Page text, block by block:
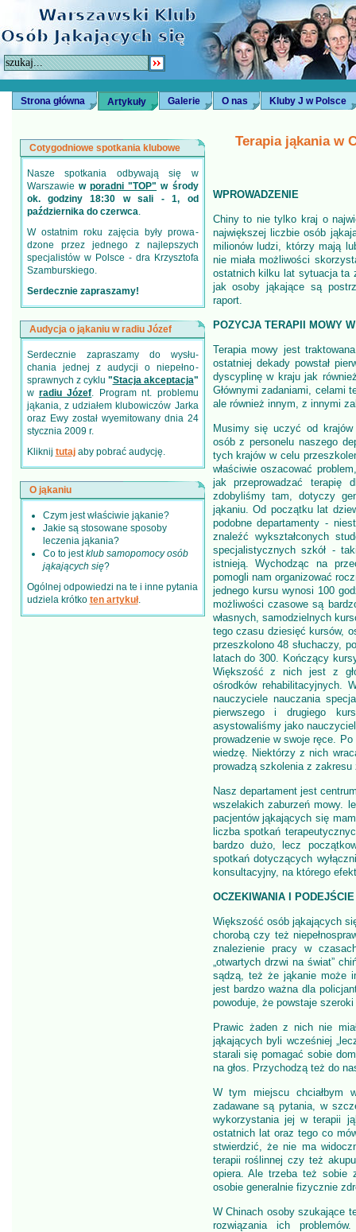
Strona główna Artykuły Galerie O nas Kluby J w Polsce
Cotygodniowe spotkania klubowe
Nasze spotkania odbywają się w
Warszawie w poradni "TOP" w środy
ok. godziny 18:30 w sali - 1, od
października do czerwca.
W ostatnim roku zajęcia były prowa­
dzone przez jednego z najlepszych
specjalistów w Polsce - dra Krzysztofa
Szamburskiego.
Serdecznie zapraszamy!
Audycja o jąkaniu w radiu Józef
Serdecznie zapraszamy do wysłu­
chania jednej z audycji o niepełno­
sprawnych z cyklu "Stacja akceptacja"
w radiu Józef. Program nt. problemu
jąkania, z udziałem klubowiczów Jarka
oraz Ewy został wyemitowany dnia 24
stycznia 2009 r.
Kliknij tutajaby pobrać audycję.
O jąkaniu
Czym jest właściwie jąkanie?
Jakie są stosowane sposoby
leczenia jąkania?
Co to jestklub samopomocy osób
jąkających się?
Ogólnej odpowiedzi na te i inne pytania
udziela krótko ten artykuł.
Terapia jąkania w
WPROWADZENIE
Chiny to nie tylko kraj o
największej liczbie osób
milionów ludzi, którzy mają
nie miała możliwości
ostatnich kilku lat sytuacja ta
jak osoby jąkające są
raport.
POZYCJA TERAPII MOWY
Terapia mowy jest
ostatniej dekady powstał
dyscyplinę w kraju jak
Głównymi zadaniami, celami
ale również innym, z innymi
Musimy się uczyć od
osób z personelu naszego
tych krajów w celu
właściwie oszacować
jak przeprowadzać terapię
zdobyliśmy tam, dotyczy
jąkaniu. Od początku lat
podobne departamenty -
znaleźć wykształconych
specjalistycznych szkół -
istnieją. Wychodząc na
pomogli nam organizować
jednego kursu wynosi 100
możliwości czasowe są
własnych, samodzielnych
tego czasu dziesięć kursów,
przeszkolono 48 słuchaczy,
latach do 300. Kończący
Większość z nich jest z
ośrodków rehabilitacyjnych.
nauczyciele nauczania
pierwszego i drugiego
asystowaliśmy jako
prowadzenie w swoje ręce.
wiedzę. Niektórzy z nich
prowadzą szkolenia z zakresu
Nasz departament jest
wszelakich zaburzeń mowy.
pacjentów jąkających się
liczba spotkań
bardzo dużo, lecz
spotkań dotyczących
konsultacyjny, na którego
OCZEKIWANIA I
Większość osób jąkających
chorobą czy też
znalezienie pracy w
„otwartych drzwi na świat”
sądzą, też że jąkanie może
jest bardzo ważna dla
powoduje, że powstaje
Prawic żaden z nich nie
jąkających byli wcześniej
starali się pomagać sobie
na głos. Przychodzą też do
W tym miejscu chciałbym
zadawane są pytania, w
wykorzystania jej w terapii
ostatnich lat oraz tego co
stwierdzić, że nie ma
terapii roślinnej czy też
opiera. Ale trzeba też sobie
osobie generalnie fizycznie
W Chinach osoby szukające
rozwiązania ich